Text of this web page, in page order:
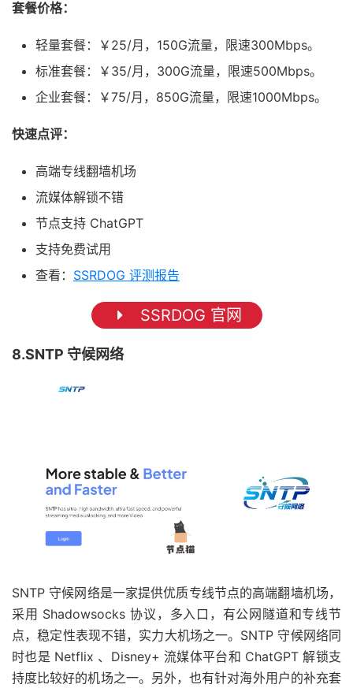
套餐价格：
轻量套餐：￥25/月，150G流量，限速300Mbps。
标准套餐：￥35/月，300G流量，限速500Mbps。
企业套餐：￥75/月，850G流量，限速1000Mbps。
快速点评：
高端专线翻墙机场
流媒体解锁不错
节点支持 ChatGPT
支持免费试用
查看： SSRDOG 评测报告
SSRDOG 官网
8.SNTP 守候网络
SNTP 守候网络是一家提供优质专线节点的高端翻墙机场，
采用 Shadowsocks 协议，多入口，有公网隧道和专线节
点，稳定性表现不错，实力大机场之一。SNTP 守候网络同
时也是 Netflix 、Disney+ 流媒体平台和 ChatGPT 解锁支
持度比较好的机场之一。另外，也有针对海外用户的补充套